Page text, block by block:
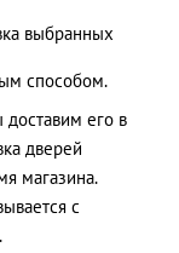
выбранных
способом.
доставим его в
дверей
магазина.
с